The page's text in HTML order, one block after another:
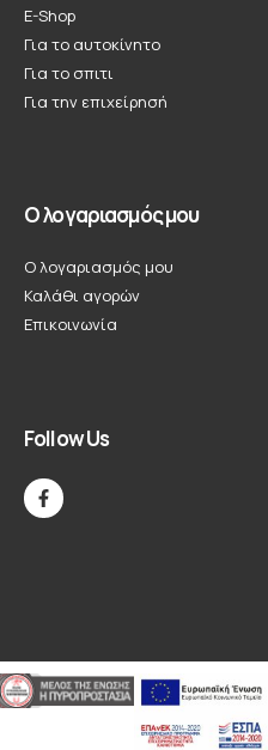
E-Shop
Για το αυτοκίνητο
Για το σπιτι
Για την επιχείρησή
Ο λογαριασμός μου
Ο λογαριασμός μου
Καλάθι αγορών
Επικοινωνία
Follow Us